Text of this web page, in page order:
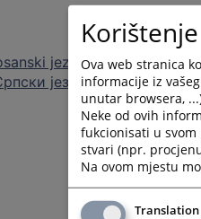
jezik
језик
Ova web stranica
informacije iz
unutar browsera,
Neke od ovih
fukcionisati u
stvari (npr.
Na ovom mjestu
Translation